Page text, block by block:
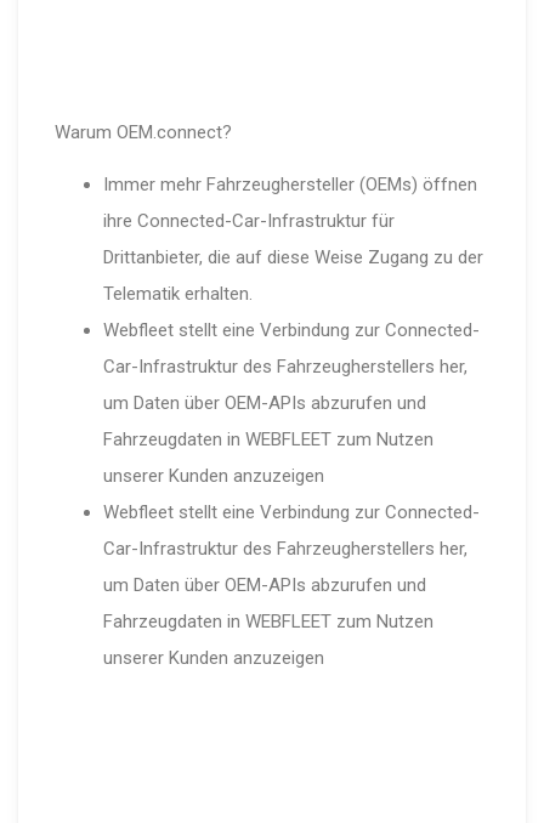
Warum OEM.connect?
Immer mehr Fahrzeughersteller (OEMs) öffnen
ihre Connected-Car-Infrastruktur für
Drittanbieter, die auf diese Weise Zugang zu der
Telematik erhalten.
Webfleet stellt eine Verbindung zur Connected-
Car-Infrastruktur des Fahrzeugherstellers her,
um Daten über OEM-APIs abzurufen und
Fahrzeugdaten in WEBFLEET zum Nutzen
unserer Kunden anzuzeigen
Webfleet stellt eine Verbindung zur Connected-
Car-Infrastruktur des Fahrzeugherstellers her,
um Daten über OEM-APIs abzurufen und
Fahrzeugdaten in WEBFLEET zum Nutzen
unserer Kunden anzuzeigen